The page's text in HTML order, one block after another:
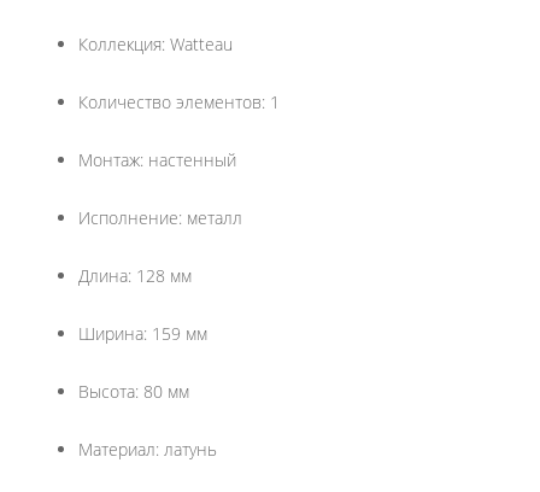
Коллекция: Watteau
Количество элементов: 1
Монтаж: настенный
Исполнение: металл
Длина: 128 мм
Ширина: 159 мм
Высота: 80 мм
Материал: латунь